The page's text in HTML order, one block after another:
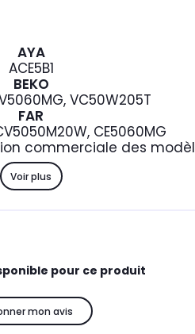
AYA
ACE5B1
BEKO
VC50W205T
FAR
CE5060MG
commerciale des
Voir plus
pour ce produit
mon avis